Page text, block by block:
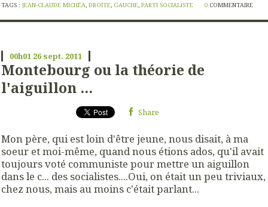
TAGS : JEAN-CLAUDE MICHÉA, DROITE, GAUCHE, PARTI SOCIALISTE 0 COMMENTAIRE
00h01 26 sept. 2011
Montebourg ou la théorie de
l'aiguillon ...
Share
Mon père, qui est loin d'être jeune, nous disait, à ma
soeur et moi-même, quand nous étions ados, qu'il avait
toujours voté communiste pour mettre un aiguillon
dans le c... des socialistes....Oui, on était un peu triviaux,
chez nous, mais au moins c'était parlant...